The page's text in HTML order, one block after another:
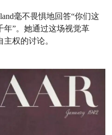
毫不畏惧地回答“你们这
年”。她通过这场视觉革
权的讨论。